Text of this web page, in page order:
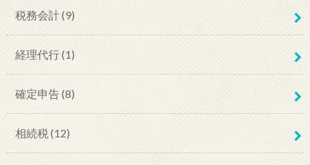
税務会計(9)
経理代行(1)
確定申告(8)
相続税(12)